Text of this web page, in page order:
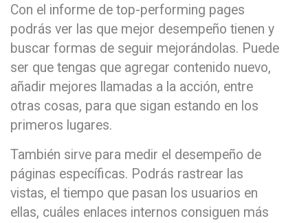
Con el informe de top-performing pages
podrás ver las que mejor desempeño tienen y
buscar formas de seguir mejorándolas. Puede
ser que tengas que agregar contenido nuevo,
añadir mejores llamadas a la acción, entre
otras cosas, para que sigan estando en los
primeros lugares.
También sirve para medir el desempeño de
páginas específicas. Podrás rastrear las
vistas, el tiempo que pasan los usuarios en
ellas, cuáles enlaces internos consiguen más